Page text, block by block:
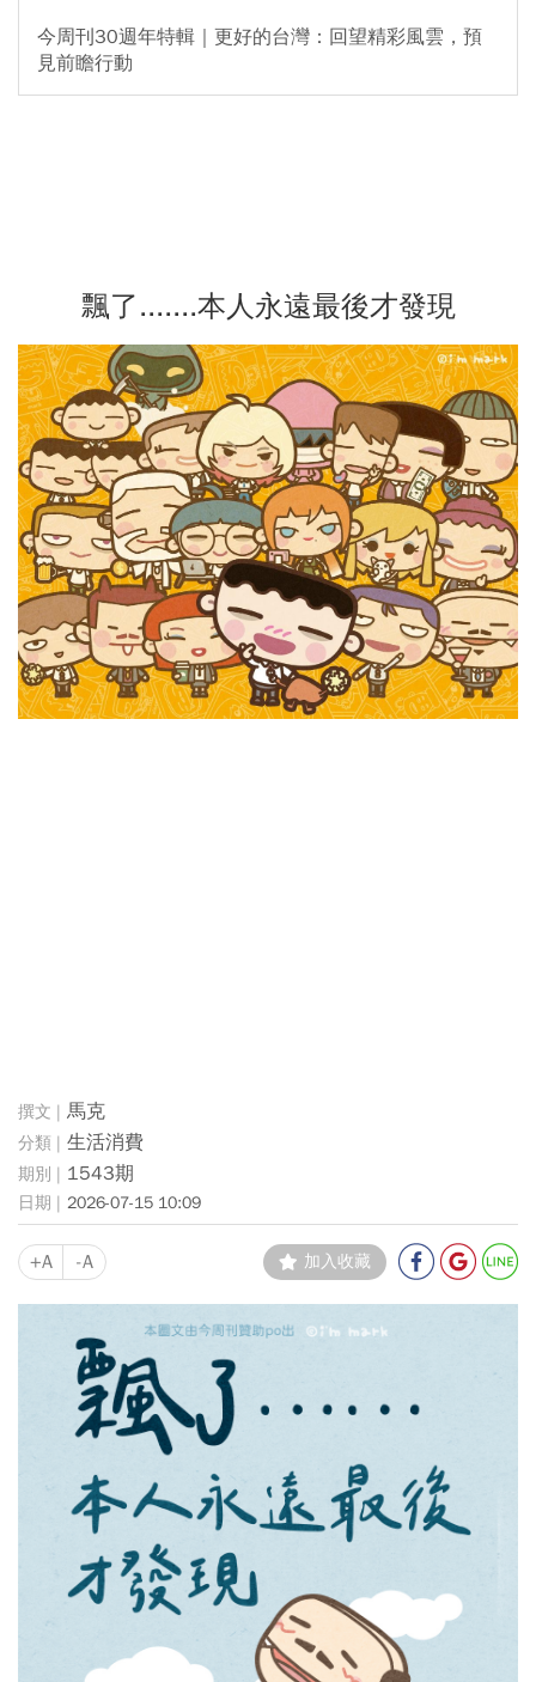
今周刊30週年特輯｜更好的台灣：回望精彩風雲，預
見前瞻行動
飄了.......本人永遠最後才發現
馬克
生活消費
1543期
2026-07-15 10:09
+A -A 加入收藏